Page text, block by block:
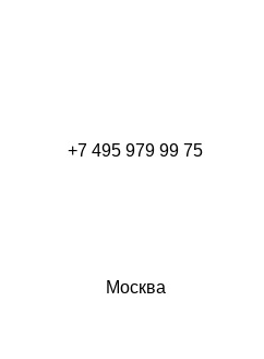
+7 495 979 99 75
Москва